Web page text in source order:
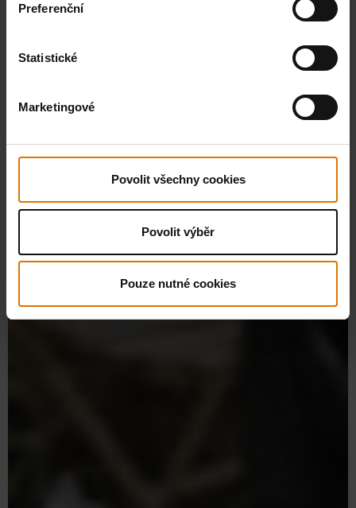
Preferenční
Statistické
Marketingové
Povolit všechny cookies
Povolit výběr
Pouze nutné cookies